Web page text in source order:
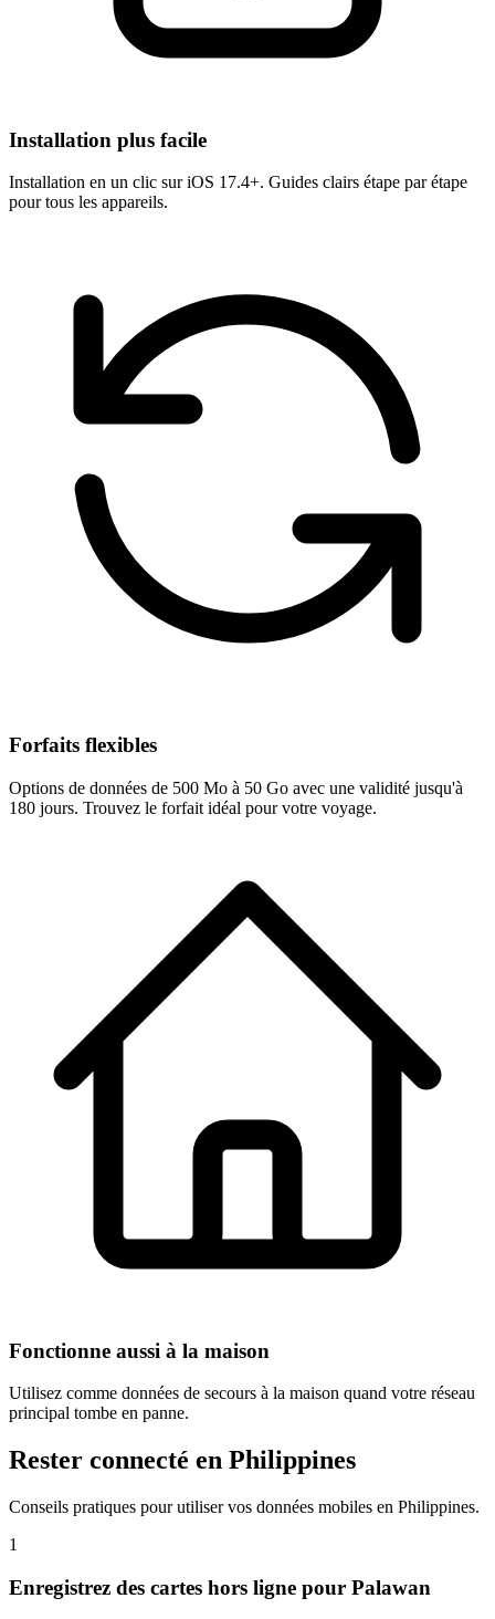
Installation plus facile
Installation en un clic sur iOS 17.4+. Guides clairs étape par étape
pour tous les appareils.
Forfaits flexibles
Options de données de 500 Mo à 50 Go avec une validité jusqu'à
180 jours. Trouvez le forfait idéal pour votre voyage.
Fonctionne aussi à la maison
Utilisez comme données de secours à la maison quand votre réseau
principal tombe en panne.
Rester connecté en Philippines
Conseils pratiques pour utiliser vos données mobiles en Philippines.
1
Enregistrez des cartes hors ligne pour Palawan